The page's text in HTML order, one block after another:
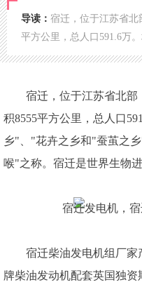
导读： 宿迁，位于江苏省北
平方公里，总人口591.6万
和"蚕茧之乡"自古便有"北
宿迁，位于江苏省北
积8555平方公里，总人口
乡"、"花卉之乡和"蚕茧之
喉"之称。宿迁是世界生物
宿迁柴油发电机组厂
牌柴油发动机配套英国独